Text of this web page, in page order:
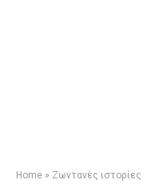
Home » Ζωντανές ιστορίες